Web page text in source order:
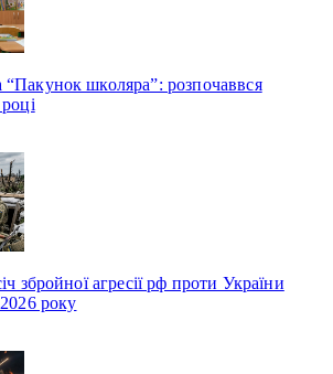
школяра”: розпочаввся
збройної агресії рф проти України
року